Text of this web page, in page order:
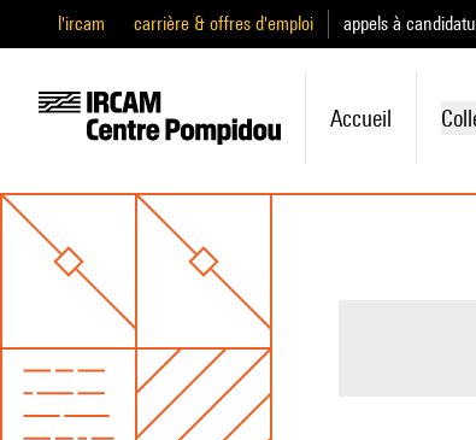
l'ircam carrière & offres d'emploi appels à
Accueil